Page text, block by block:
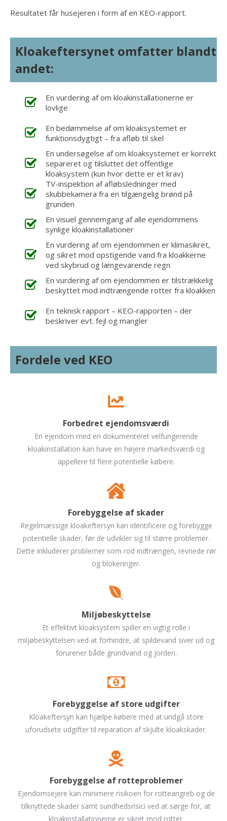
Resultatet får husejeren i form af en KEO-rapport.
Kloakeftersynet omfatter blandt
andet:
En vurdering af om kloakinstallationerne er
lovlige
En bedømmelse af om kloaksystemet er
funktionsdygtigt – fra afløb til skel
En undersøgelse af om kloaksystemet er korrekt
separeret og tilsluttet det offentlige
kloaksystem (kun hvor dette er et krav)
TV-inspektion af afløbsledninger med
skubbekamera fra en tilgængelig brønd på
grunden
En visuel gennemgang af alle ejendommens
synlige kloakinstallationer
En vurdering af om ejendommen er klimasikret,
og sikret mod opstigende vand fra kloakkerne
ved skybrud og længevarende regn
En vurdering af om ejendommen er tilstrækkelig
beskyttet mod indtrængende rotter fra kloakken
En teknisk rapport – KEO-rapporten – der
beskriver evt. fejl og mangler
Fordele ved KEO
Forbedret ejendomsværdi
En ejendom med en dokumenteret velfungerende
kloakinstallation kan have en højere markedsværdi og
appellere til flere potentielle købere.
Forebyggelse af skader
Regelmæssige kloakeftersyn kan identificere og forebygge
potentielle skader, før de udvikler sig til større problemer.
Dette inkluderer problemer som rod indtrængen, revnede rør
og blokeringer.
Miljøbeskyttelse
Et effektivt kloaksystem spiller en vigtig rolle i
miljøbeskyttelsen ved at forhindre, at spildevand siver ud og
forurener både grundvand og jorden.
Forebyggelse af store udgifter
Kloakeftersyn kan hjælpe købere med at undgå store
uforudsete udgifter til reparation af skjulte kloakskader.
Forebyggelse af rotteproblemer
Ejendomsejere kan minimere risikoen for rotteangreb og de
tilknyttede skader samt sundhedsrisici ved at sørge for, at
kloakinstallationerne er sikret mod rotter.